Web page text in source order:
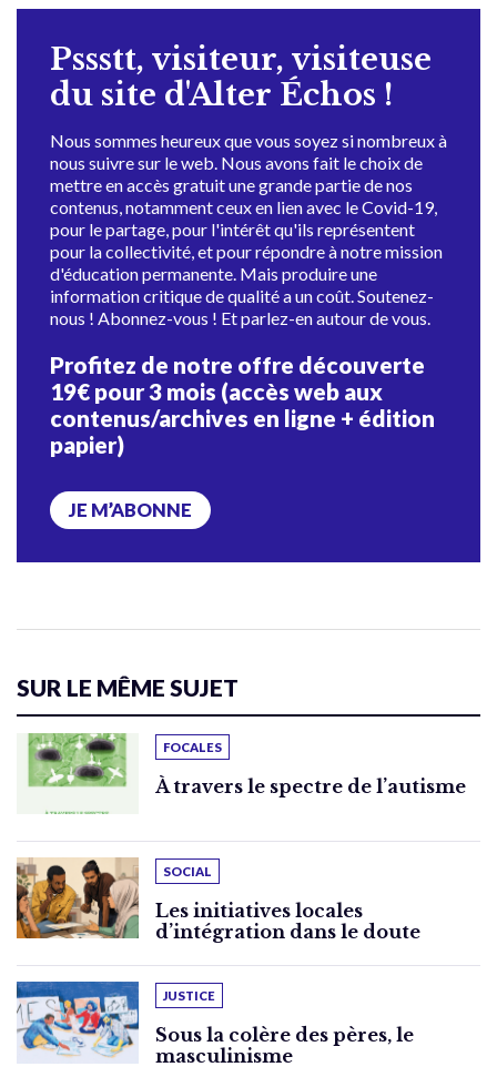
Pssstt, visiteur, visiteuse
du site d'Alter Échos !
Nous sommes heureux que vous soyez si nombreux à
nous suivre sur le web. Nous avons fait le choix de
mettre en accès gratuit une grande partie de nos
contenus, notamment ceux en lien avec le Covid-19,
pour le partage, pour l'intérêt qu'ils représentent
pour la collectivité, et pour répondre à notre mission
d'éducation permanente. Mais produire une
information critique de qualité a un coût. Soutenez-
nous ! Abonnez-vous ! Et parlez-en autour de vous.
Profitez de notre offre découverte
19€ pour 3 mois (accès web aux
contenus/archives en ligne + édition
papier)
JE M’ABONNE
SUR LE MÊME SUJET
FOCALES
À travers le spectre de l’autisme
SOCIAL
Les initiatives locales
d’intégration dans le doute
JUSTICE
Sous la colère des pères, le
masculinisme